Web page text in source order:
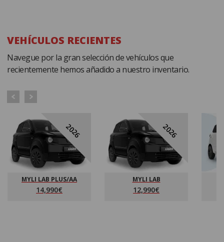
VEHÍCULOS RECIENTES
Navegue por la gran selección de vehículos que
recientemente hemos añadido a nuestro inventario.
2026
MYLI LAB PLUS/AA
14,990€
2026
MYLI LAB
12,990€